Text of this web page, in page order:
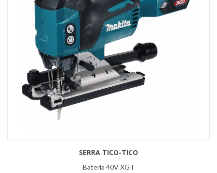
SERRA TICO-TICO
Bateria 40V XGT